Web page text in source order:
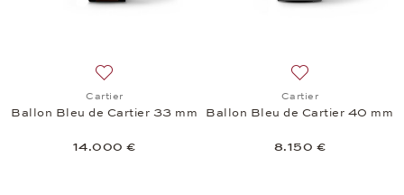
Cartier
Ballon Bleu de Cartier 33 mm
14.000 €
Cartier
Ballon Bleu de Cartier 40 mm
8.150 €